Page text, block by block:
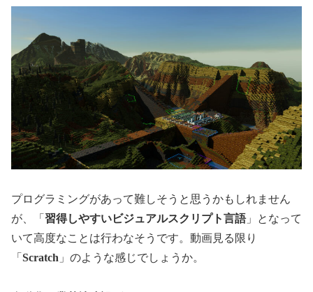
プログラミングがあって難しそうと思うかもしれません
が、「 習得しやすいビジュアルスクリプト言語」となって
いて高度なことは行わなそうです。動画見る限り
「 Scratch 」のような感じでしょうか。